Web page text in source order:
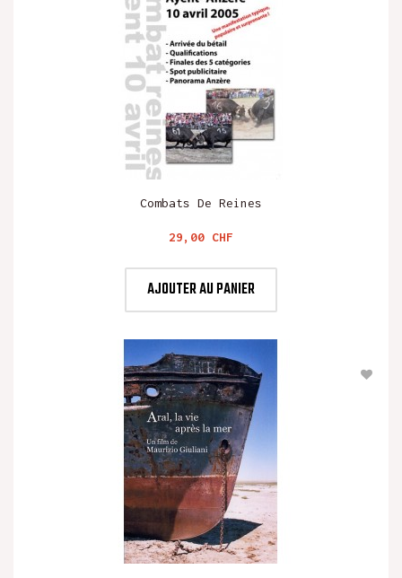
Combats De Reines
Prix
29,00 CHF
AJOUTER AU PANIER